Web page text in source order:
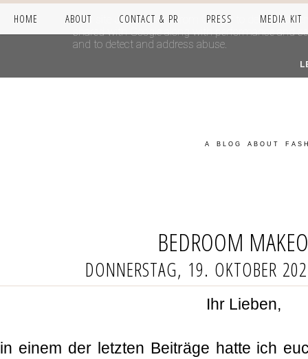
HOME ABOUT CONTACT & PR PRESS MEDIA KIT
A BLOG ABOUT
BEDROOM
DONNERSTAG, 19. OKTOBER
Ihr Lieben,
in einem der letzten Beiträge hatte ich
This site uses cookies from Google to deliver its
shared with Google along with performance and
and to detect and address abuse.